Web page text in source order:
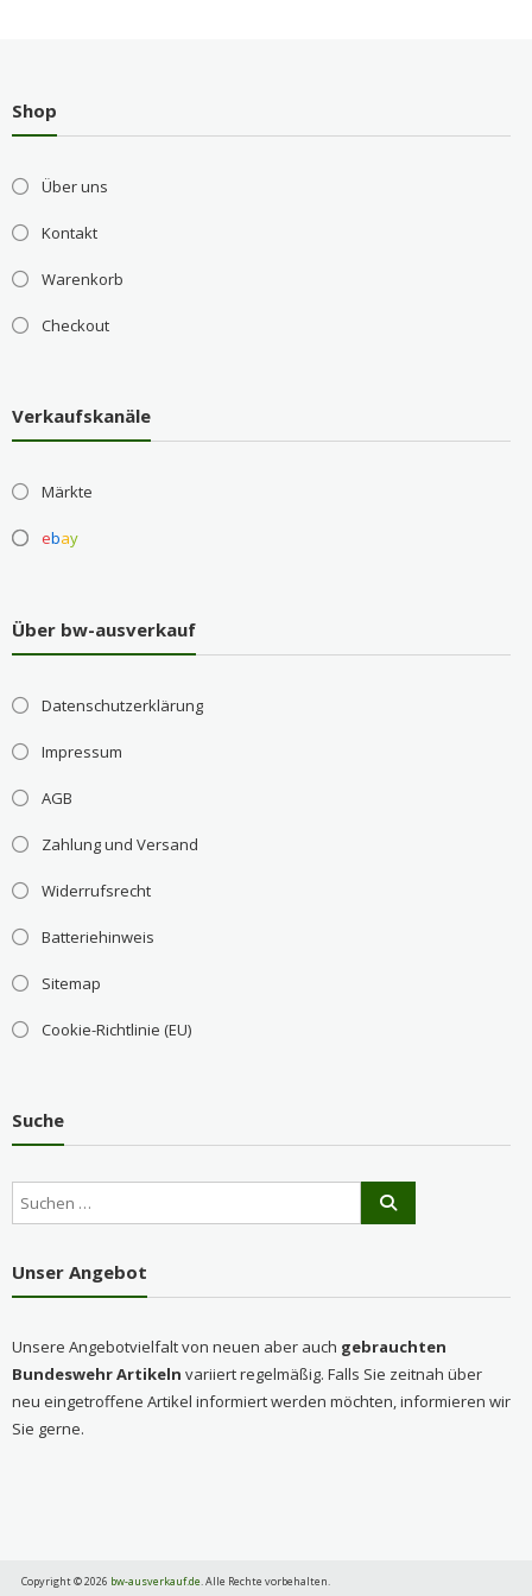
Shop
Über uns
Kontakt
Warenkorb
Checkout
Verkaufskanäle
Märkte
ebay
Über bw-ausverkauf
Datenschutzerklärung
Impressum
AGB
Zahlung und Versand
Widerrufsrecht
Batteriehinweis
Sitemap
Cookie-Richtlinie (EU)
Suche
Unser Angebot
Unsere Angebotvielfalt von neuen aber auch gebrauchten
Bundeswehr Artikeln variiert regelmäßig. Falls Sie zeitnah über
neu eingetroffene Artikel informiert werden möchten, informieren wir
Sie gerne.
Copyright © 2026 bw-ausverkauf.de. Alle Rechte vorbehalten.